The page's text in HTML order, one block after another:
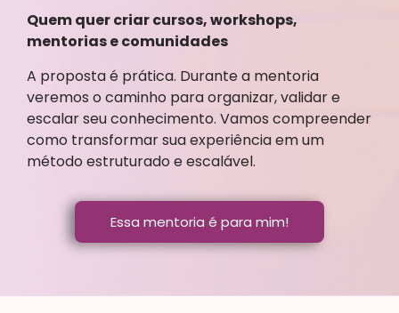
Quem quer criar cursos, workshops,
mentorias e comunidades
A proposta é prática. Durante a mentoria
veremos o caminho para organizar, validar e
escalar seu conhecimento. Vamos compreender
como transformar sua experiência em um
método estruturado e escalável.
Essa mentoria é para mim!